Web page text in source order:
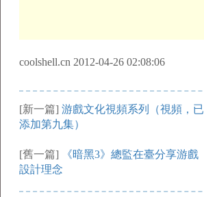
coolshell.cn 2012-04-26 02:08:06
[新一篇] 游戲文化視頻系列（視頻，已
添加第九集）
[舊一篇]
《暗黑3》總監在臺分享游戲
設計理念